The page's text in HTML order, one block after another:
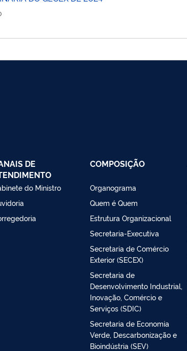
DE
do Ministro
COMPOSIÇÃO
Organograma
Quem é Quem
Estrutura Organizacional
Secretaria-Executiva
Secretaria de Comércio
Exterior (SECEX)
Secretaria de
Desenvolvimento Industrial,
Inovação, Comércio e
Serviços (SDIC)
Secretaria de Economia
Verde, Descarbonização e
Bioindústria (SEV)